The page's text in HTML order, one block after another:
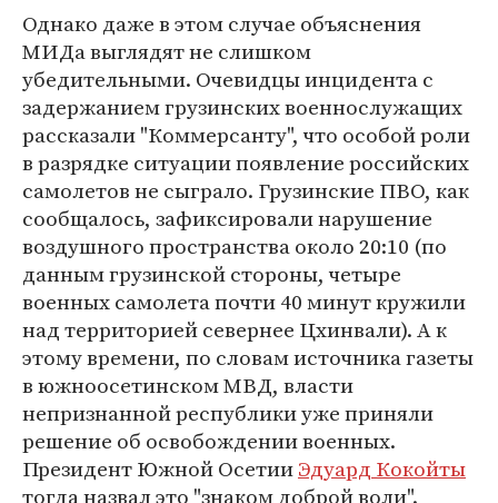
Однако даже в этом случае объяснения
МИДа выглядят не слишком
убедительными. Очевидцы инцидента с
задержанием грузинских военнослужащих
рассказали "Коммерсанту", что особой роли
в разрядке ситуации появление российских
самолетов не сыграло. Грузинские ПВО, как
сообщалось, зафиксировали нарушение
воздушного пространства около 20:10 (по
данным грузинской стороны, четыре
военных самолета почти 40 минут кружили
над территорией севернее Цхинвали). А к
этому времени, по словам источника газеты
в южноосетинском МВД, власти
непризнанной республики уже приняли
решение об освобождении военных.
Президент Южной ОсетииЭдуард Кокойты
тогда назвал это "знаком доброй воли".